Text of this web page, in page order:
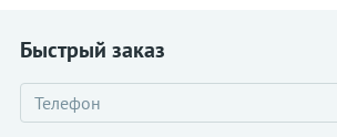
Быстрый заказ